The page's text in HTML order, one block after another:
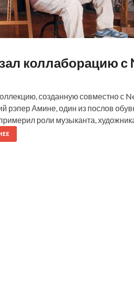
коллаборацию с
созданную совместно с
рэпер Амине, один из послов
роли музыканта,